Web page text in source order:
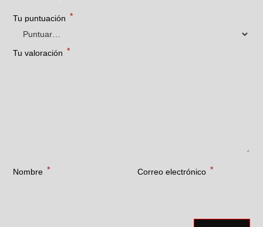
Tu puntuación *
Tu valoración *
Nombre * Correo electrónico *